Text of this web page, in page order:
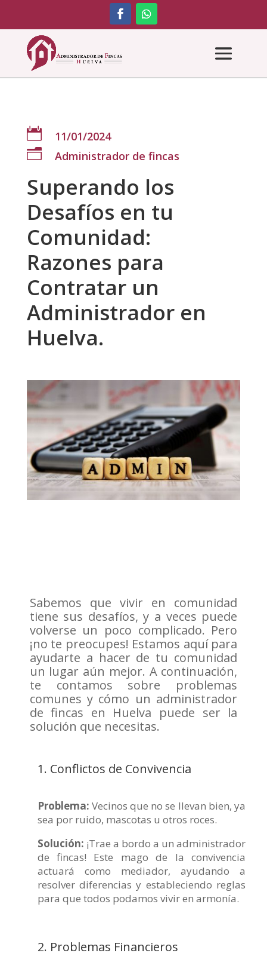
 11/01/2024
n Administrador de fincas
Superando los
Desafíos en tu
Comunidad:
Razones para
Contratar un
Administrador en
Huelva.
Sabemos que vivir en comunidad
tiene sus desafíos, y a veces puede
volverse un poco complicado. Pero
¡no te preocupes! Estamos aquí para
ayudarte a hacer de tu comunidad
un lugar aún mejor. A continuación,
te contamos sobre problemas
comunes y cómo un administrador
de fincas en Huelva puede ser la
solución que necesitas.
1. Conflictos de Convivencia
Problema: Vecinos que no se llevan bien, ya
sea por ruido, mascotas u otros roces.
Solución: ¡Trae a bordo a un administrador
de fincas! Este mago de la convivencia
actuará como mediador, ayudando a
resolver diferencias y estableciendo reglas
para que todos podamos vivir en armonía.
2. Problemas Financieros